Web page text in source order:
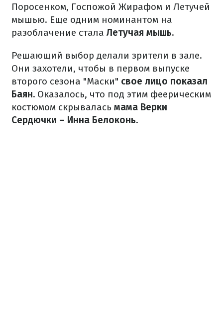
Поросенком, Госпожой Жирафом и Летучей
мышью. Еще одним номинантом на
разоблачение стала Летучая мышь.
Решающий выбор делали зрители в зале.
Они захотели, чтобы в первом выпуске
второго сезона "Маски" свое лицо показал
Баян. Оказалось, что под этим феерическим
костюмом скрывалась мама Верки
Сердючки – Инна Белоконь.